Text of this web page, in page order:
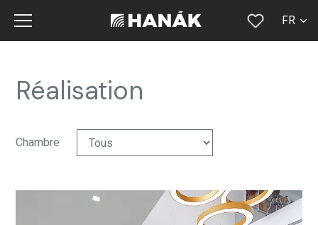
FR
Réalisation
Chambre